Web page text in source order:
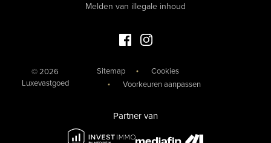
Melden van illegale inhoud
Facebook Luxevastgoed
Instagram Luxevastgoed
© 2026
Luxevastgoed
Sitemap
Cookies
Voorkeuren aanpassen
Partner van